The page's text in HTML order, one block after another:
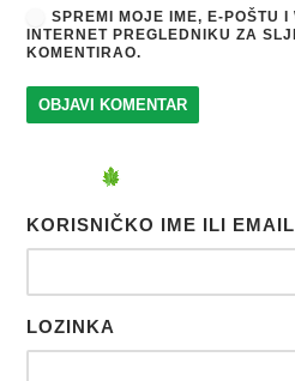
SPREMI MOJE IME, E-POŠTU I
INTERNET PREGLEDNIKU ZA
KOMENTIRAO.
KORISNIČKO IME ILI EMAIL
LOZINKA